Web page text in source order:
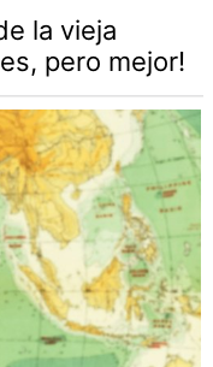
la vieja
pero mejor!